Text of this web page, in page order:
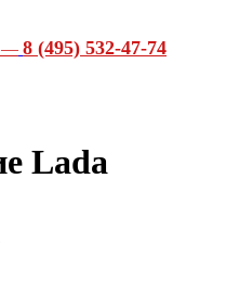
— 8 (495) 532-47-74
Lada